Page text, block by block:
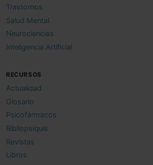
Trastornos
Salud Mental
Neurociencias
Inteligencia Artificial
RECURSOS
Actualidad
Glosario
Psicofármacos
Bibliopsiquis
Revistas
Libros